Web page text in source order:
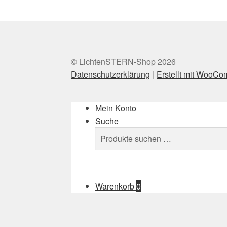
© LichtenSTERN-Shop 2026
Datenschutzerklärung
Erstellt mit
Mein Konto
Suche
Suchen
nach:
Suchen
Warenkorb0